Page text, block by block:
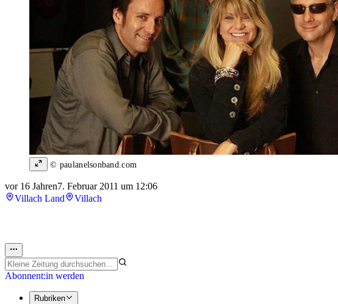
© paulanelsonband.com
vor 16 Jahren7. Februar 2011 um 12:06
Villach Land
Villach
Abonnent:in werden
Rubriken